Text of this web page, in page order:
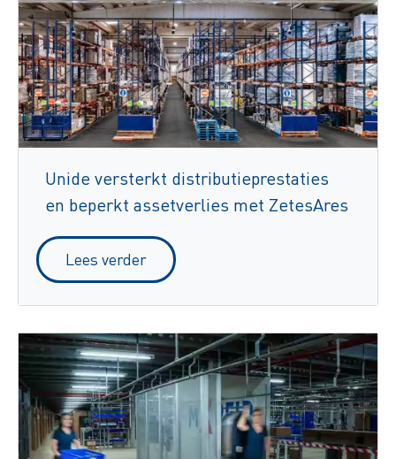
Unide versterkt distributieprestaties
en beperkt assetverlies met ZetesAres
Lees verder